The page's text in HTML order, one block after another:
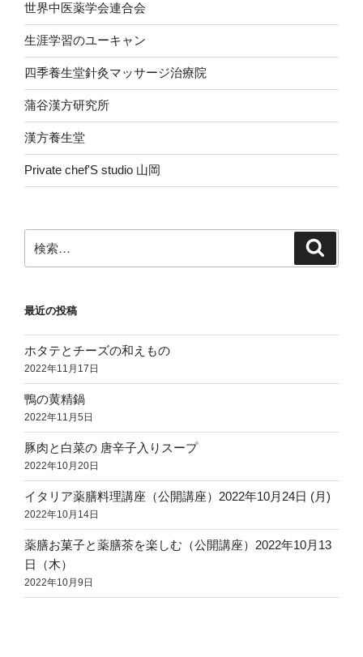
世界中医薬学会連合会
生涯学習のユーキャン
四季養生堂針灸マッサージ治療院
蒲谷漢方研究所
漢方養生堂
Private chef'S studio 山岡
索:
最近の投稿
ホタテとチーズの和えもの
2022年11月17日
鴨の黄精鍋
2022年11月5日
豚肉と白菜の 唐辛子入りスープ
2022年10月20日
イタリア薬膳料理講座（公開講座）2022年10月24日 (月)
2022年10月14日
薬膳お菓子と薬膳茶を楽しむ（公開講座）2022年10月13
日（木）
2022年10月9日